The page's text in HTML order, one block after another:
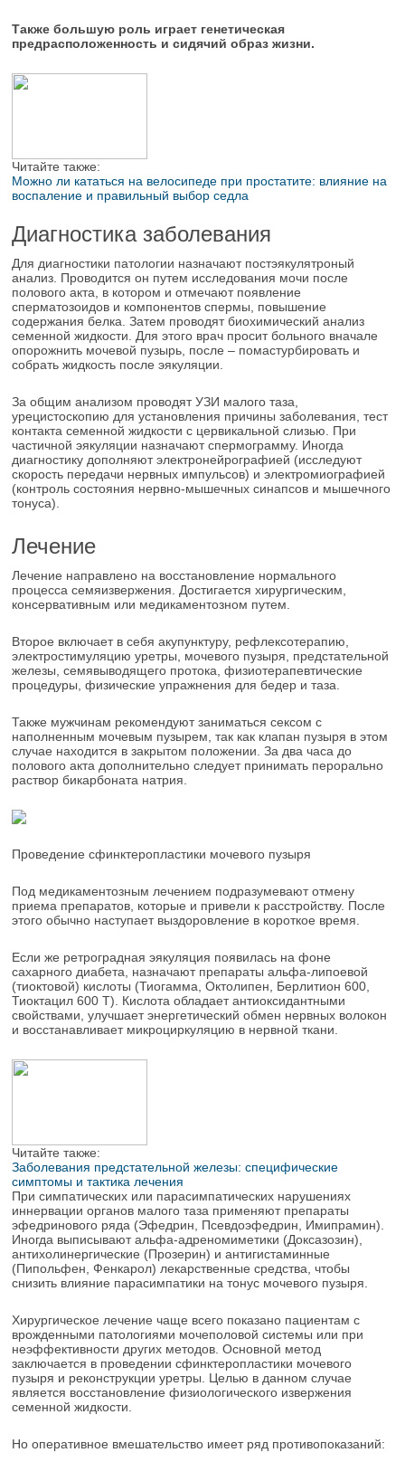
Также большую роль играет генетическая
предрасположенность и сидячий образ жизни.
Читайте также:
Можно ли кататься на велосипеде при простатите: влияние на
воспаление и правильный выбор седла
Диагностика заболевания
Для диагностики патологии назначают постэякулятроный
анализ. Проводится он путем исследования мочи после
полового акта, в котором и отмечают появление
сперматозоидов и компонентов спермы, повышение
содержания белка. Затем проводят биохимический анализ
семенной жидкости. Для этого врач просит больного вначале
опорожнить мочевой пузырь, после – помастурбировать и
собрать жидкость после эякуляции.
За общим анализом проводят УЗИ малого таза,
урецистоскопию для установления причины заболевания, тест
контакта семенной жидкости с цервикальной слизью. При
частичной эякуляции назначают спермограмму. Иногда
диагностику дополняют электронейрографией (исследуют
скорость передачи нервных импульсов) и электромиографией
(контроль состояния нервно-мышечных синапсов и мышечного
тонуса).
Лечение
Лечение направлено на восстановление нормального
процесса семяизвержения. Достигается хирургическим,
консервативным или медикаментозном путем.
Второе включает в себя акупунктуру, рефлексотерапию,
электростимуляцию уретры, мочевого пузыря, предстательной
железы, семявыводящего протока, физиотерапевтические
процедуры, физические упражнения для бедер и таза.
Также мужчинам рекомендуют заниматься сексом с
наполненным мочевым пузырем, так как клапан пузыря в этом
случае находится в закрытом положении. За два часа до
полового акта дополнительно следует принимать перорально
раствор бикарбоната натрия.
Проведение сфинктеропластики мочевого пузыря
Под медикаментозным лечением подразумевают отмену
приема препаратов, которые и привели к расстройству. После
этого обычно наступает выздоровление в короткое время.
Если же ретроградная эякуляция появилась на фоне
сахарного диабета, назначают препараты альфа-липоевой
(тиоктовой) кислоты (Тиогамма, Октолипен, Берлитион 600,
Тиоктацил 600 Т). Кислота обладает антиоксидантными
свойствами, улучшает энергетический обмен нервных волокон
и восстанавливает микроциркуляцию в нервной ткани.
Читайте также:
Заболевания предстательной железы: специфические
симптомы и тактика лечения
При симпатических или парасимпатических нарушениях
иннервации органов малого таза применяют препараты
эфедринового ряда (Эфедрин, Псевдоэфедрин, Имипрамин).
Иногда выписывают альфа-адреномиметики (Доксазозин),
антихолинергические (Прозерин) и антигистаминные
(Пипольфен, Фенкарол) лекарственные средства, чтобы
снизить влияние парасимпатики на тонус мочевого пузыря.
Хирургическое лечение чаще всего показано пациентам с
врожденными патологиями мочеполовой системы или при
неэффективности других методов. Основной метод
заключается в проведении сфинктеропластики мочевого
пузыря и реконструкции уретры. Целью в данном случае
является восстановление физиологического извержения
семенной жидкости.
Но оперативное вмешательство имеет ряд противопоказаний: